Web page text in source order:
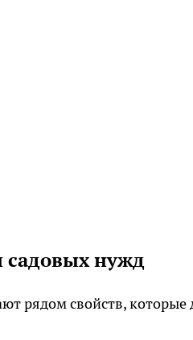
садовых нужд
рядом свойств,